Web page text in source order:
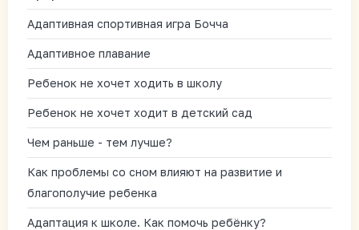
Адаптивная спортивная игра Бочча
Адаптивное плавание
Ребенок не хочет ходить в школу
Ребенок не хочет ходит в детский сад
Чем раньше - тем лучше?
Как проблемы со сном влияют на развитие и
благополучие ребенка
Адаптация к школе. Как помочь ребёнку?